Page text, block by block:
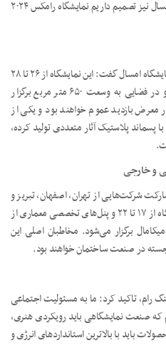
غرفه‌ها از هر سمت قابل دید بودند. امسال نیز تصمیم داریم نمایشگاه رامکس ۲۰۲۴
صباغان با اشاره به برنامه‌ریزی برای نمایشگاه امسال گفت: این نمایشگاه از ۲۶ تا ۲۸
آذرماه در برج میکامال جزیره کیش و در فضایی به وسعت ۶۵۰ متر مربع برگزار
در معرض بازدید عموم خواهند بود و یکی از
پسماند پلاستیک آثار متعددی تولید کرده،
و خارجی
شرکت‌هایی از تهران، اصفهان، تبریز و
ترکیه اعلام کرد: ساعت بازدید نمایشگاه از ۱۷ تا ۲۲ و پنل‌های تخصصی معماری از
میکامال برگزار می‌شود. مخاطبان اصلی این
در صنعت ساختمان خواهند بود.
تاکید کرد: ما به مسئولیت اجتماعی
که صنعت نمایشگاهی باید رویکردی هنری،
باید با بالاترین استانداردهای انرژی و